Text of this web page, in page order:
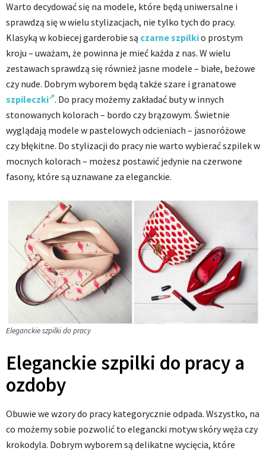
Warto decydować się na modele, które będą uniwersalne i
sprawdzą się w wielu stylizacjach, nie tylko tych do pracy.
Klasyką w kobiecej garderobie są czarne szpilkio prostym
kroju – uważam, że powinna je mieć każda z nas. W wielu
zestawach sprawdzą się również jasne modele – białe, beżowe
czy nude. Dobrym wyborem będą także szare i granatowe
szpileczki . Do pracy możemy zakładać buty w innych
stonowanych kolorach – bordo czy brązowym. Świetnie
wyglądają modele w pastelowych odcieniach – jasnoróżowe
czy błękitne. Do stylizacji do pracy nie warto wybierać szpilek w
mocnych kolorach – możesz postawić jedynie na czerwone
fasony, które są uznawane za eleganckie.
Eleganckie szpilki do pracy
Eleganckie szpilki do pracy a
ozdoby
Obuwie we wzory do pracy kategorycznie odpada. Wszystko, na
co możemy sobie pozwolić to elegancki motyw skóry węża czy
krokodyla. Dobrym wyborem są delikatne wycięcia, które